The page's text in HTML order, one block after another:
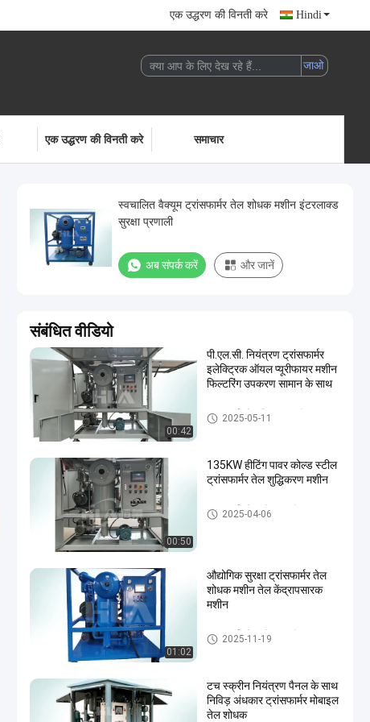
एक उद्धरण की विनती करे Hindi
एक उद्धरण की विनती करे समाचार
स्वचालित वैक्यूम ट्रांसफार्मर तेल शोधक मशीन इंटरलाक्ड
सुरक्षा प्रणाली
अब संपर्क करें और जानें
संबंधित वीडियो
00:42
पी.एल.सी. नियंत्रण ट्रांसफार्मर
इलेक्ट्रिक ऑयल प्यूरीफायर मशीन
फिल्टरिंग उपकरण सामान के साथ
ट्रांसफार्मर तेल निस्पंदन मशीन
2025-05-11
00:50
135KW हीटिंग पावर कोल्ड स्टील
ट्रांसफार्मर तेल शुद्धिकरण मशीन
ट्रांसफार्मर तेल शोधक मशीन
2025-04-06
01:02
औद्योगिक सुरक्षा ट्रांसफार्मर तेल
शोधक मशीन तेल केंद्रापसारक
मशीन
ट्रांसफार्मर तेल शोधक मशीन
2025-11-19
टच स्क्रीन नियंत्रण पैनल के साथ
निविड़ अंधकार ट्रांसफार्मर मोबाइल
तेल शोधक